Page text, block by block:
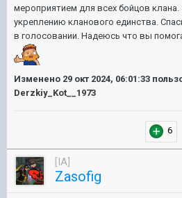
мероприятием для всех бойцов клана.
укреплению кланового единства.
в голосовании. Надеюсь что вы
Изменено 29 окт 2024, 06:01:33
Derzkiy_Kot__1973
6
[IA]
Zasofig